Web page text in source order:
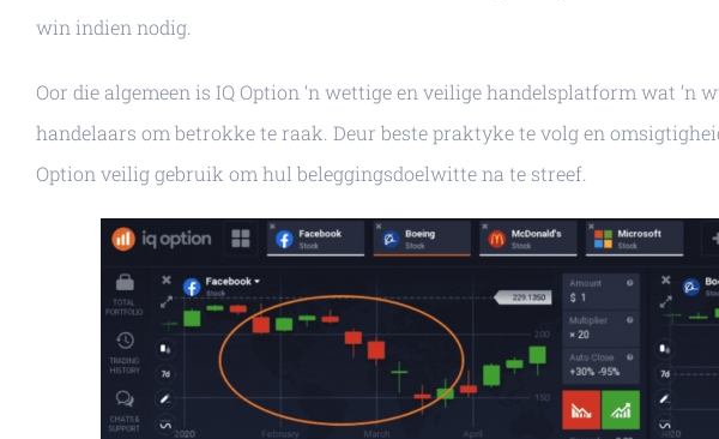
win indien nodig.
Oor die algemeen is IQ Option ‘n wettige en veilige handelsplatform wat ‘n
handelaars om betrokke te raak. Deur beste praktyke te volg en
Option veilig gebruik om hul beleggingsdoelwitte na te streef.